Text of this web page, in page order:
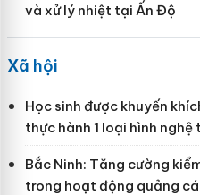
và xử lý nhiệt tại Ấn Độ
Xã hội
Học sinh được khuyến
thực hành 1 loại hình nghệ
Bắc Ninh: Tăng cường
trong hoạt động quảng